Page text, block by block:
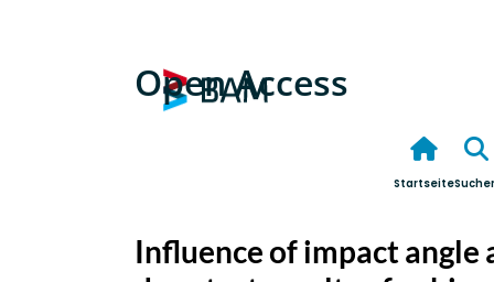
Open Access
Startseite
Influence of impact